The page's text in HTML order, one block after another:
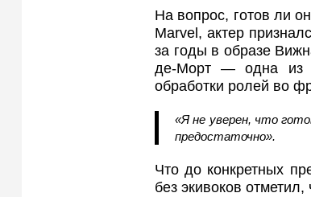
На вопрос, готов ли
Marvel, актер
за годы в образе
де-Морт — одна из
обработки ролей во
«Я не уверен, что
предостаточно».
Что до конкретных
без экивоков